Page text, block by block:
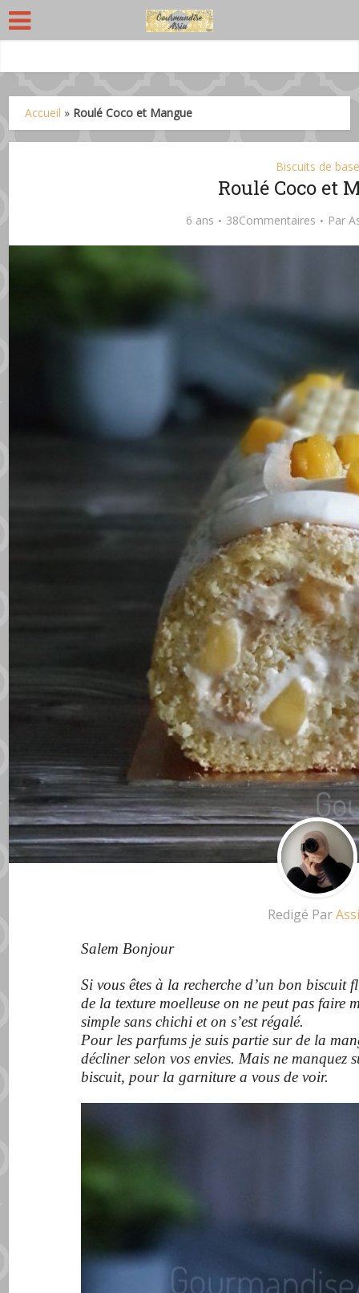
Accueil » Roulé Coco et Mangue
Biscuits de base
Roulé Coco et
6 ans 38Commentaires Par
Redigé Par
Salem Bonjour
Si vous êtes à la recherche d’un bon biscuit
de la texture moelleuse on ne peut pas faire
simple sans chichi et on s’est régalé.
Pour les parfums je suis partie sur de la
décliner selon vos envies. Mais ne manquez
biscuit, pour la garniture a vous de voir.